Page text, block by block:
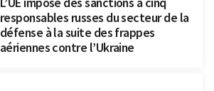
responsables russes du secteur de la
défense à la suite des frappes
aériennes contre l’Ukraine